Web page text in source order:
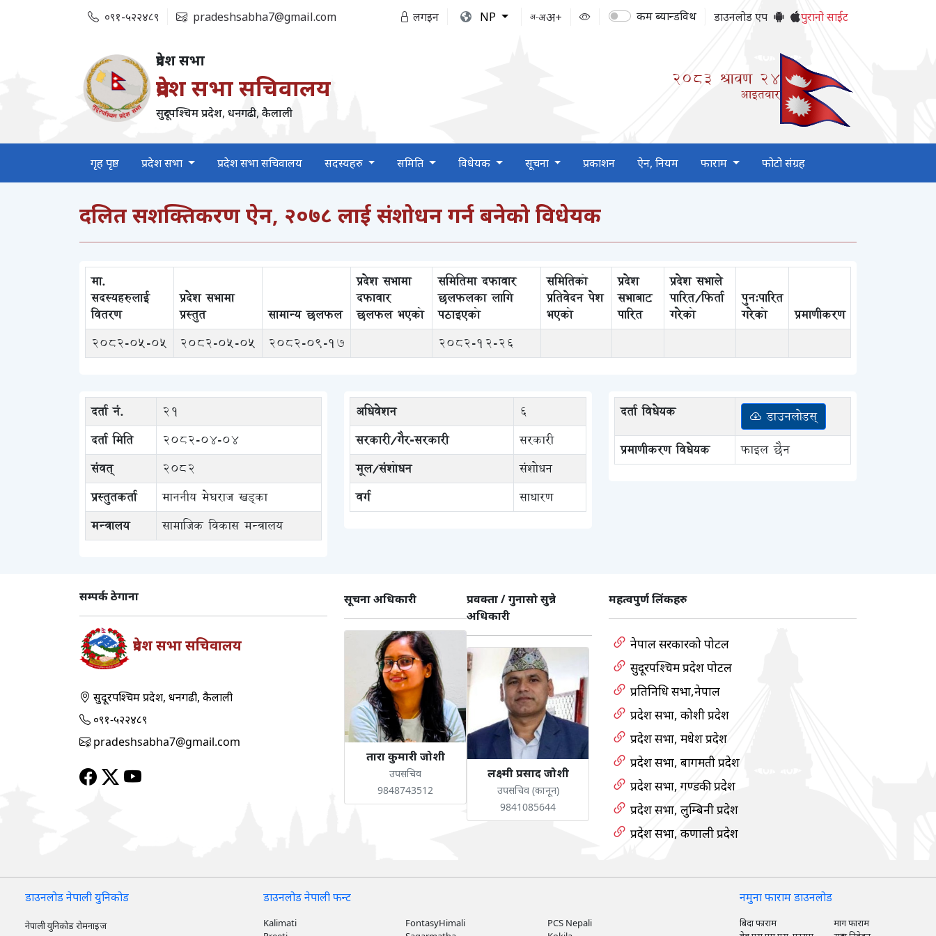
०९१-५२२४८९ pradeshsabha7@gmail.com लगइन NP अ-अअ+ कम ब्यान्डविथ डाउनलोड एप पुरानो साईट
प्रदेश सभा
प्रदेश सभा सचिवालय
सुदूरपश्‍चिम प्रदेश, धनगढी, कैलाली
2083 श्रावण 24
आइतवार
गृह पृष्ठ प्रदेश सभा प्रदेश सभा सचिवालय सदस्यहरु समिति विधेयक सूचना प्रकाशन ऐन, नियम फाराम फोटो संग्रह
दलित सशक्तिकरण ऐन, २०७८ लाई संशोधन गर्न बनेको विधेयक
मा.
सदस्यहरुलाई
वितरण
प्रदेश सभामा
प्रस्तुत
सामान्य छलफल
प्रदेश सभामा
दफावार
छलफल भएको
समितिमा दफावार
छलफलका लागि
पठाइएको
समितिको
प्रतिवेदन पेश
भएको
प्रदेश
सभाबाट
पारित
प्रदेश सभाले
पारित/फिर्ता
गरेको
पुन:पारित
गरेको
प्रमाणीकरण
2082-05-05
2082-05-05 2082-09-17 2082-12-26
दर्ता नं.
२१
दर्ता मिति
2082-04-04
संवत्
२०८२
प्रस्तुतकर्ता
माननीय मेघराज खड्का
मन्त्रालय
सामाजिक विकास मन्त्रालय
अधिवेशन
६
सरकारी/गैर-सरकारी
सरकारी
मूल/संशोधन
संशोधन
वर्ग
साधारण
दर्ता विधेयक
डाउनलोडस्
प्रमाणीकरण विधेयक
फाइल छैन
सम्पर्क ठेगाना
प्रदेश सभा सचिवालय
सुदूरपश्‍चिम प्रदेश, धनगढी, कैलाली
०९१-५२२४८९
pradeshsabha7@gmail.com
सूचना अधिकारी
तारा कुमारी जोशी
उपसचिव
9848743512
प्रवक्ता / गुनासो सुन्ने
अधिकारी
लक्ष्मी प्रसाद जोशी
उपसचिव (कानून)
9841085644
महत्वपुर्ण लिंकहरु
नेपाल सरकारको पोर्टल
सुदूरपश्चिम प्रदेश पोर्टल
प्रतिनिधि सभा,नेपाल
प्रदेश सभा, कोशी प्रदेश
प्रदेश सभा, मधेश प्रदेश
प्रदेश सभा, बागमती प्रदेश
प्रदेश सभा, गण्डकी प्रदेश
प्रदेश सभा, लुम्बिनी प्रदेश
प्रदेश सभा, कर्णाली प्रदेश
डाउनलोड नेपाली युनिकोड
नेपाली युनिकोड रोमनाइज
डाउनलोड नेपाली फन्ट
Kalimati
FontasyHimali
PCS Nepali
नमुना फाराम डाउनलोड
बिदा फाराम
माग फाराम